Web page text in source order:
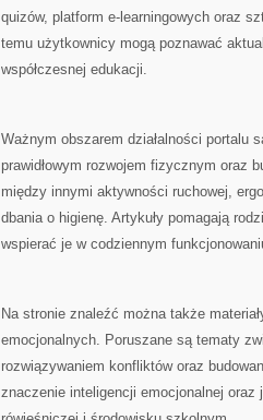
quizów, platform e-learningowych oraz
temu użytkownicy mogą poznawać
współczesnej edukacji.
Ważnym obszarem działalności portalu
prawidłowym rozwojem fizycznym oraz
między innymi aktywności ruchowej,
dbania o higienę. Artykuły pomagają
wspierać je w codziennym
Na stronie znaleźć można także
emocjonalnych. Poruszane są tematy
rozwiązywaniem konfliktów oraz
znaczenie inteligencji emocjonalnej oraz